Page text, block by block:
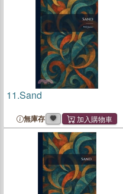
11.Sand
無庫存